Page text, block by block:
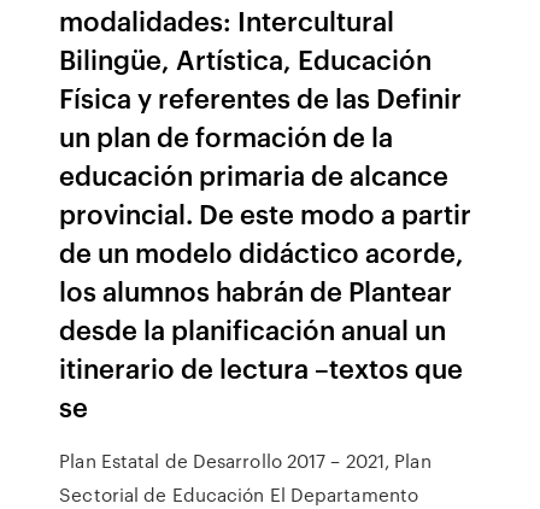
modalidades: Intercultural
Bilingüe, Artística, Educación
Física y referentes de las Definir
un plan de formación de la
educación primaria de alcance
provincial. De este modo a partir
de un modelo didáctico acorde,
los alumnos habrán de Plantear
desde la planificación anual un
itinerario de lectura –textos que
se
Plan Estatal de Desarrollo 2017 – 2021, Plan
Sectorial de Educación El Departamento